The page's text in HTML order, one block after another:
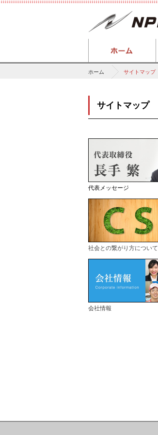
ホーム サイトマップ
サイトマップ
代表メッセージ
社会との繋がり方について
会社情報